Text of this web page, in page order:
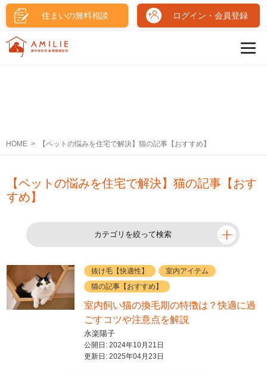
住まいの無料相談 ログイン・会員登録
HOME 【ペットの悩みを住宅で解決】猫の記事【おすすめ】
【ペットの悩みを住宅で解決】猫の記事【おす
すめ】
カテゴリを絞って検索
抜け毛【快適性】
室内アイテム
猫の記事【おすすめ】
室内飼い猫の換毛期の特徴は？快適に過
ごすコツや注意点を解説
永楽陽子
公開日: 2024年10月21日
更新日: 2025年04月23日